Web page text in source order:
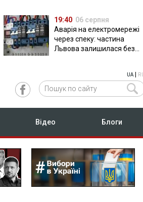
19:40 06 серпня
Аварія на електромережі
через спеку: частина
Львова залишилася без
UA| RU
Відео Блоги